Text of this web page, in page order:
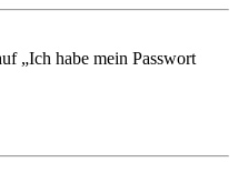
„Ich habe mein Passwort